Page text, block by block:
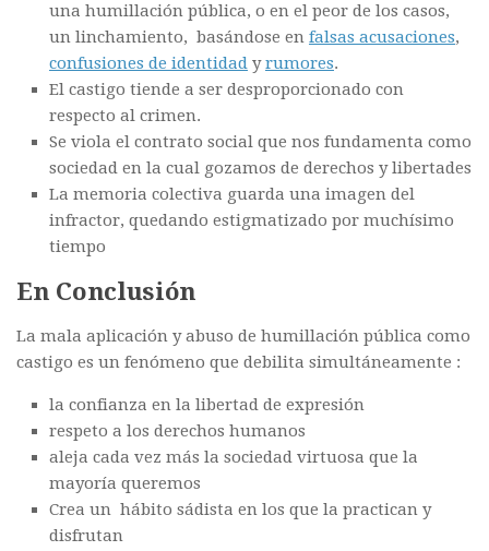
una humillación pública, o en el peor de los casos,
un linchamiento, basándose en falsas acusaciones,
confusiones de identidad yrumores.
El castigo tiende a ser desproporcionado con
respecto al crimen.
Se viola el contrato social que nos fundamenta como
sociedad en la cual gozamos de derechos y libertades
La memoria colectiva guarda una imagen del
infractor, quedando estigmatizado por muchísimo
tiempo
En Conclusión
La mala aplicación y abuso de humillación pública como
castigo es un fenómeno que debilita simultáneamente :
la confianza en la libertad de expresión
respeto a los derechos humanos
aleja cada vez más la sociedad virtuosa que la
mayoría queremos
Crea un hábito sádista en los que la practican y
disfrutan